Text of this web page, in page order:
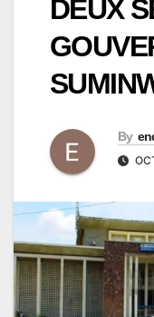
DEUX
By